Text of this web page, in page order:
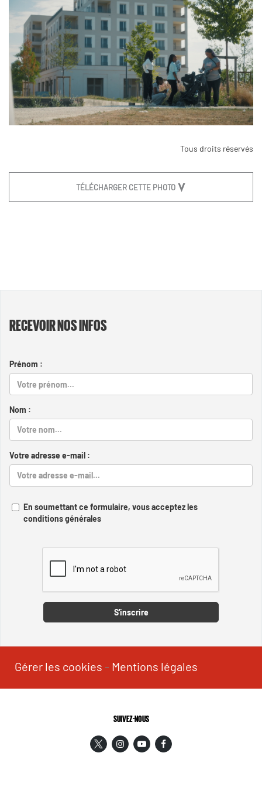
Tous droits réservés
TÉLÉCHARGER CETTE PHOTO
RECEVOIR NOS INFOS
Prénom :
Nom :
Votre adresse e-mail :
En soumettant ce formulaire, vous acceptez les
conditions générales
S'inscrire
Gérer les cookies - Mentions légales
SUIVEZ-NOUS